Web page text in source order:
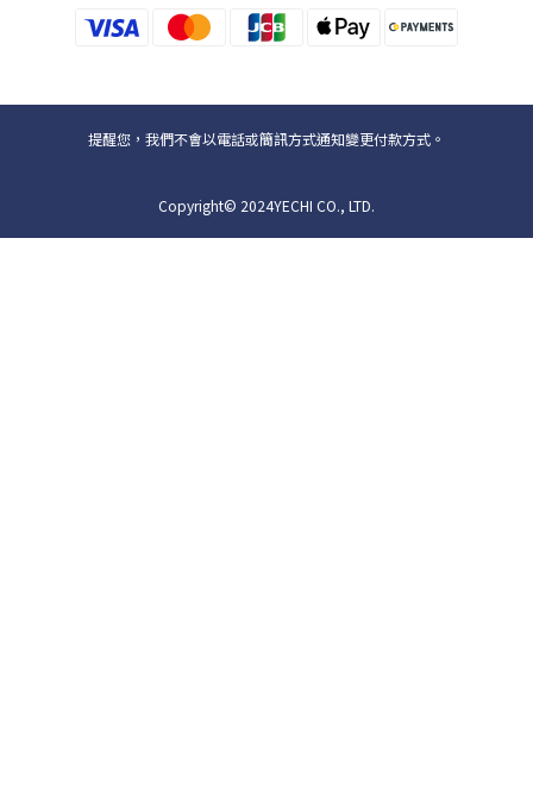
提醒您，我們不會以電話或簡訊方式通知變更付款方式。
Copyright© 2024YECHI CO., LTD.